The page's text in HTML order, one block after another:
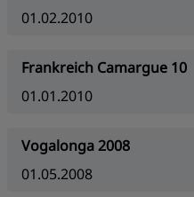
01.02.2010
Frankreich Camargue 10
01.01.2010
Vogalonga 2008
01.05.2008